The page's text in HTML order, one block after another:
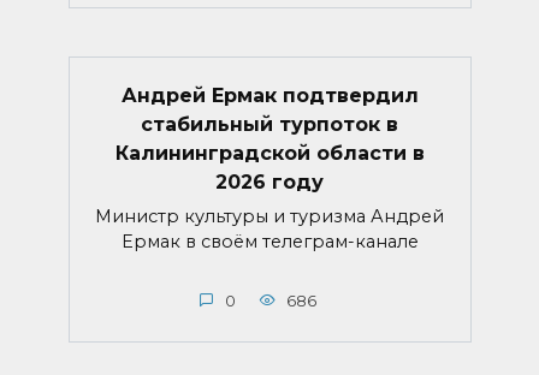
Андрей Ермак подтвердил
стабильный турпоток в
Калининградской области в
2026 году
Министр культуры и туризма Андрей
Ермак в своём телеграм-канале
0 686